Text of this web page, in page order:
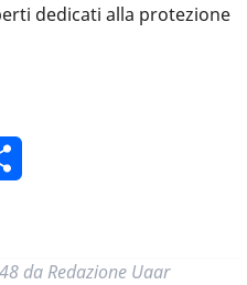
dedicati alla protezione
da Redazione Uaar